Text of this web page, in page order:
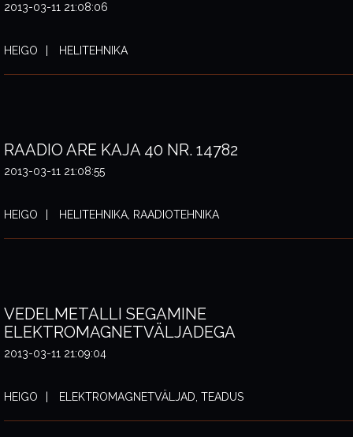
2013-03-11 21:08:06
HEIGO HELITEHNIKA
RAADIO ARE KAJA 40 NR. 14782
2013-03-11 21:08:55
HEIGO HELITEHNIKA, RAADIOTEHNIKA
VEDELMETALLI SEGAMINE
ELEKTROMAGNETVÄLJADEGA
2013-03-11 21:09:04
HEIGO ELEKTROMAGNETVÄLJAD, TEADUS